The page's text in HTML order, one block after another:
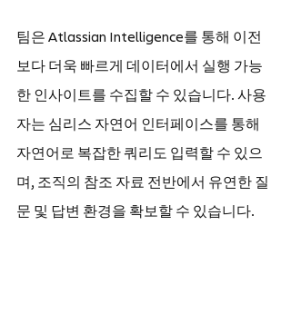
팀은 Atlassian Intelligence를 통해 이전
보다 더욱 빠르게 데이터에서 실행 가능
한 인사이트를 수집할 수 있습니다. 사용
자는 심리스 자연어 인터페이스를 통해
자연어로 복잡한 쿼리도 입력할 수 있으
며, 조직의 참조 자료 전반에서 유연한 질
문 및 답변 환경을 확보할 수 있습니다.